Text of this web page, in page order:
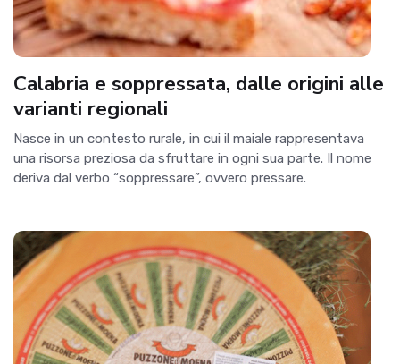
Calabria e soppressata, dalle origini alle
varianti regionali
Nasce in un contesto rurale, in cui il maiale rappresentava
una risorsa preziosa da sfruttare in ogni sua parte. Il nome
deriva dal verbo “soppressare”, ovvero pressare.